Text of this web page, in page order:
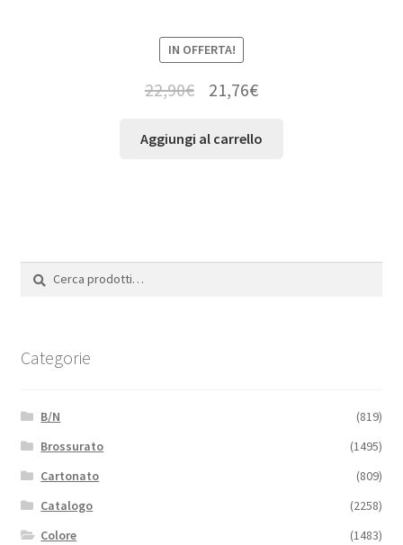
IN OFFERTA!
22,90€ 21,76€
Aggiungi al carrello
Categorie
B/N
(819)
Brossurato
(1495)
Cartonato
(809)
Catalogo
(2258)
Colore
(1483)